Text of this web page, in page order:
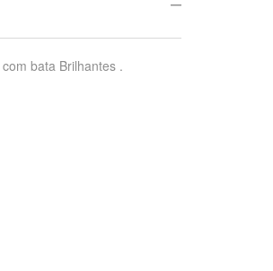
bata Brilhantes .